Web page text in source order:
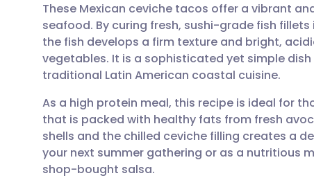
שתף דרך אימייל
שתף דרך פייסבוק
שתף דרך לינקדאין
🇬🇧 English 🇩🇪
🇪🇸 Español 🇫🇷
🇮🇹 Italiano 🇵🇹
🇮🇳 हिन्दी
These Mexican ceviche tacos offer a vibrant
seafood. By curing fresh, sushi-grade fish
the fish develops a firm texture and bright,
vegetables. It is a sophisticated yet simple
traditional Latin American coastal cuisine.
As a high protein meal, this recipe is ideal for
that is packed with healthy fats from fresh
shells and the chilled ceviche filling creates a
your next summer gathering or as a nutritious
shop-bought salsa.